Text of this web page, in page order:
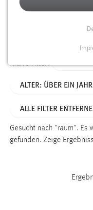
Alter
Aktive Filter:
ALTER: ÜBER EIN JAHR
ALLE FILTER
Gesucht nach "raum". Es
gefunden. Zeige
Funktionen und
Name:
Dieser Cookie